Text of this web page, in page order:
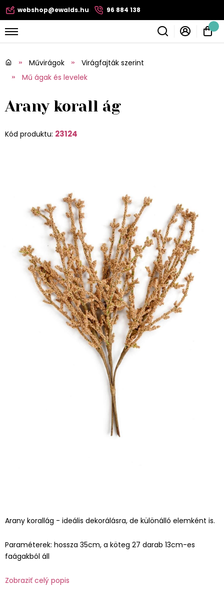
webshop@ewalds.hu 96 884 138
Művirágok
Virágfajták szerint
Mű ágak és levelek
Arany korall ág
Kód produktu: 23124
Arany korallág - ideális dekorálásra, de különálló elemként is.
Paraméterek: hossza 35cm, a köteg 27 darab 13cm-es
faágakból áll
Zobraziť celý popis